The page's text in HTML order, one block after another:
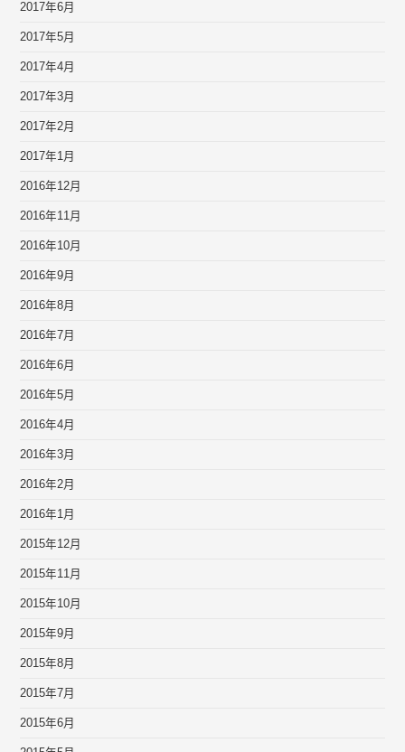
2017年6月
2017年5月
2017年4月
2017年3月
2017年2月
2017年1月
2016年12月
2016年11月
2016年10月
2016年9月
2016年8月
2016年7月
2016年6月
2016年5月
2016年4月
2016年3月
2016年2月
2016年1月
2015年12月
2015年11月
2015年10月
2015年9月
2015年8月
2015年7月
2015年6月